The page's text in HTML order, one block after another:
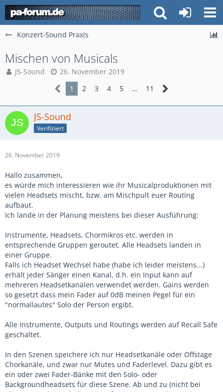
Konzert-Sound Praxis
Mischen von Musicals
JS-Sound
26. November 2019
1
2 3 4 5 … 11
JS-Sound
Verifiziert
26. November 2019
Hallo zusammen,
es würde mich interessieren wie ihr Musicalproduktionen mit
vielen Headsets mischt, bzw. am Mischpult euer Routing
aufbaut.
Ich lande in der Planung meistens bei dieser Ausführung:
Instrumente, Headsets, Chormikros etc. werden in
entsprechende Gruppen geroutet. Alle Headsets landen in
einer Gruppe.
Falls ich Headset Wechsel habe (habe ich leider meistens...)
erhält jeder Sänger einen Kanal, d.h. ein Input kann auf
mehreren Headsetkanälen verwendet werden. Gains werden
so gesetzt dass mein Fader auf 0dB meinen Pegel für ein
"normallautes" Solo der Person ergibt.
Alle Instrumente, Outputs und Routings werden auf Recall Safe
geschaltet.
In den Szenen speichere ich nur Headsetkanäle oder Offstage
Chorkanäle, und zwar nur Mutes und Faderlevel. Dazu gibt es
ein oder zwei Fader-Bänke mit den Solo- oder
Backgroundheadsets für diese Szene. Ab und zu (nicht bei